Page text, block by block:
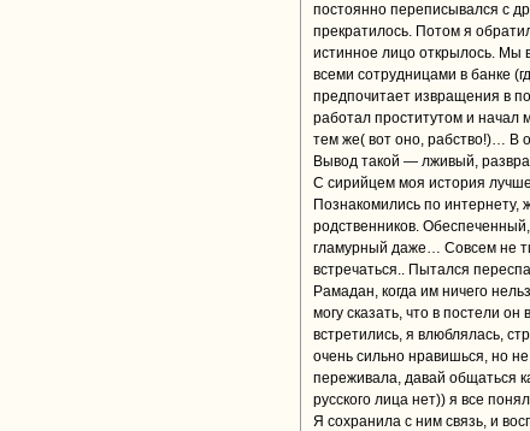
постоянно переписывался с
прекратилось. Потом я
истинное лицо открылось. Мы
всеми сотрудницами в банке
предпочитает извращения в
работал проститутом и начал
тем же( вот оно, рабство!)… В
Вывод такой — лживый,
С сирийцем моя история
Познакомились по интернету,
родственников.
гламурный даже… Совсем не
встречаться.. Пытался
Рамадан, когда им ничего
могу сказать, что в постели
встретились, я влюблялась,
очень сильно нравишься, но
переживала, давай общаться
русского лица нет)) я все
Я сохранила с ним связь, и